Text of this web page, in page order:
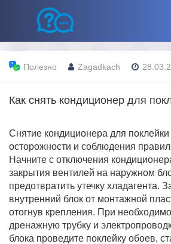
Полезно Zagadkach
Как снять кондиционер для
Снятие кондиционера для поклейки
осторожности и соблюдения правил
Начните с отключения
закрытия вентилей на наружном
предотвратить утечку хладагента.
внутренний блок от монтажной
отогнув крепления. При
дренажную трубку и
блока проведите поклейку обоев,